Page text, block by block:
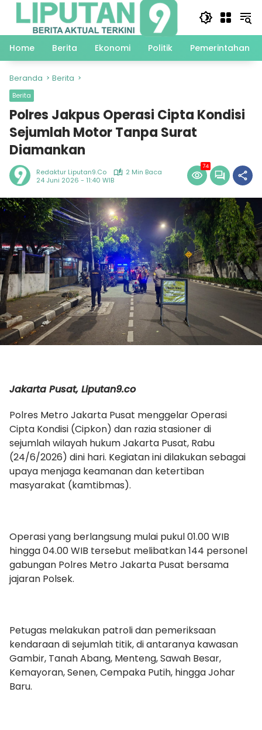
Langsung
Home
Berita Ekonomi Politik Pemerintahan
Beranda Berita
Berita
Polres Jakpus Operasi Cipta Kondisi
Sejumlah Motor Tanpa Surat
Diamankan
Redaktur Liputan9.co
2 Min Baca
24 Juni 2026 - 11:40 WIB
74
Jakarta Pusat, Liputan9.co
Polres Metro Jakarta Pusat menggelar Operasi
Cipta Kondisi (Cipkon) dan razia stasioner di
sejumlah wilayah hukum Jakarta Pusat, Rabu
(24/6/2026) dini hari. Kegiatan ini dilakukan sebagai
upaya menjaga keamanan dan ketertiban
masyarakat (kamtibmas).
Operasi yang berlangsung mulai pukul 01.00 WIB
hingga 04.00 WIB tersebut melibatkan 144 personel
gabungan Polres Metro Jakarta Pusat bersama
jajaran Polsek.
Petugas melakukan patroli dan pemeriksaan
kendaraan di sejumlah titik, di antaranya kawasan
Gambir, Tanah Abang, Menteng, Sawah Besar,
Kemayoran, Senen, Cempaka Putih, hingga Johar
Baru.